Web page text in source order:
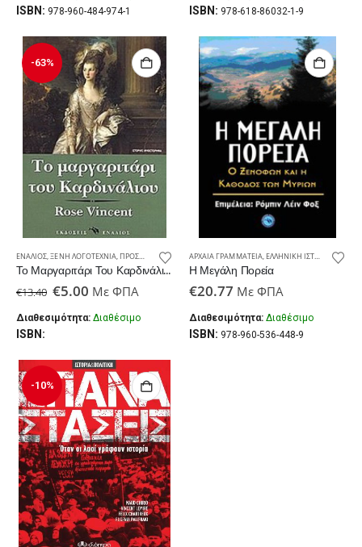
€12.00.είναι:
€10.80.
ISBN: 978-960-484-974-1 €24.00.είναι:
€21.60.
ISBN: 978-618-86032-1-9
-63%
ΕΝΆΛΙΟΣ,ΞΈΝΗ ΛΟΓΟΤΕΧΝΊΑ, ΠΡΟΣΦΟΡΈΣ ΣΤΑΘΜΌΣ
Το Μαργαριτάρι Του Καρδινάλιου
€13.40 Original
was:
€13.40.
€5.00Η
τιμή
Με ΦΠΑ
Διαθεσιμότητα: Διαθέσιμο
ISBN:
ΑΡΧΑΊΑ ΓΡΑΜΜΑΤΕΊΑ, ΕΛΛΗΝΙΚΉ ΙΣΤΟΡΊΑ ,
Η Μεγάλη Πορεία
€20.77 Με ΦΠΑ
Διαθεσιμότητα: Διαθέσιμο
ISBN: 978-960-536-448-9
-10%